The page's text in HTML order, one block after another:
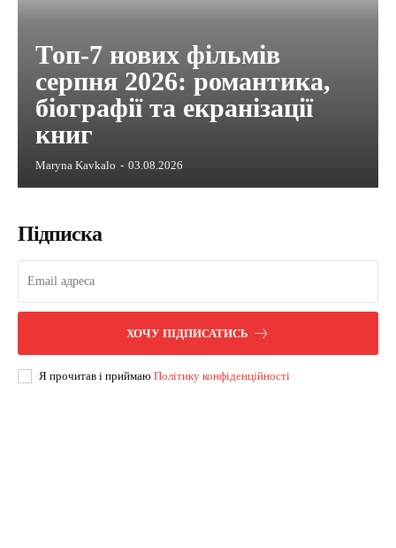
Топ-7 нових фільмів
серпня 2026: романтика,
біографії та екранізації
книг
Maryna Kavkalo - 03.08.2026
Підписка
ХОЧУ ПІДПИСАТИСЬ
Я прочитав і приймаю Політику конфіденційності